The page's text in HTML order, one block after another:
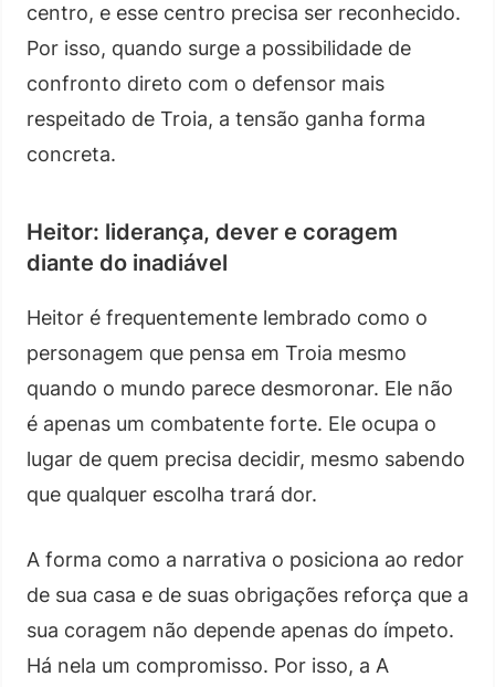
centro, e esse centro precisa ser reconhecido.
Por isso, quando surge a possibilidade de
confronto direto com o defensor mais
respeitado de Troia, a tensão ganha forma
concreta.
Heitor: liderança, dever e coragem
diante do inadiável
Heitor é frequentemente lembrado como o
personagem que pensa em Troia mesmo
quando o mundo parece desmoronar. Ele não
é apenas um combatente forte. Ele ocupa o
lugar de quem precisa decidir, mesmo sabendo
que qualquer escolha trará dor.
A forma como a narrativa o posiciona ao redor
de sua casa e de suas obrigações reforça que a
sua coragem não depende apenas do ímpeto.
Há nela um compromisso. Por isso, a A